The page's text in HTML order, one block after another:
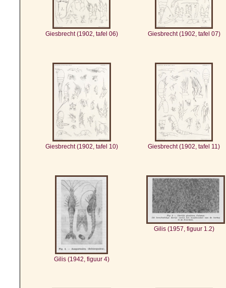
Giesbrecht (1902, tafel 06) Giesbrecht (1902, tafel 07)
Giesbrecht (1902, tafel 10) Giesbrecht (1902, tafel 11)
Gilis (1942, figuur 4)
Gilis (1957, figuur 1.2)